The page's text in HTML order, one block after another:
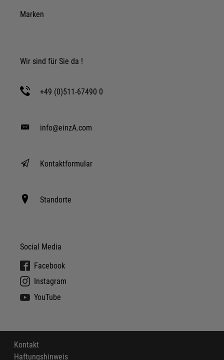
Marken
Wir sind für Sie da !
+49 (0)511-67490 0
info@einzA.com
Kontaktformular
Standorte
Social Media
Facebook
Instagram
YouTube
Kontakt
Haftungshinweis